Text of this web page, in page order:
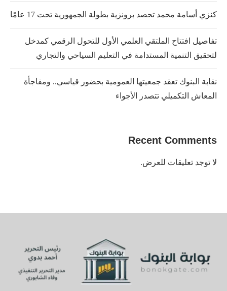
كنزي أسامة محمد تحصد برونزية بطولة الجمهورية تحت 17 عامًا
تفاصيل افتتاح الملتقي العلمي الأول للتحول الرقمي كمدخل
لتحقيق التنمية المستدامة في التعليم السياحي والتجاري
نقابة البنوك تعقد جمعيتها العمومية بحضور قياسي.. ومفاجأة
المعاش التكميلي تتصدر الأجواء
Recent Comments
لا توجد تعليقات للعرض.